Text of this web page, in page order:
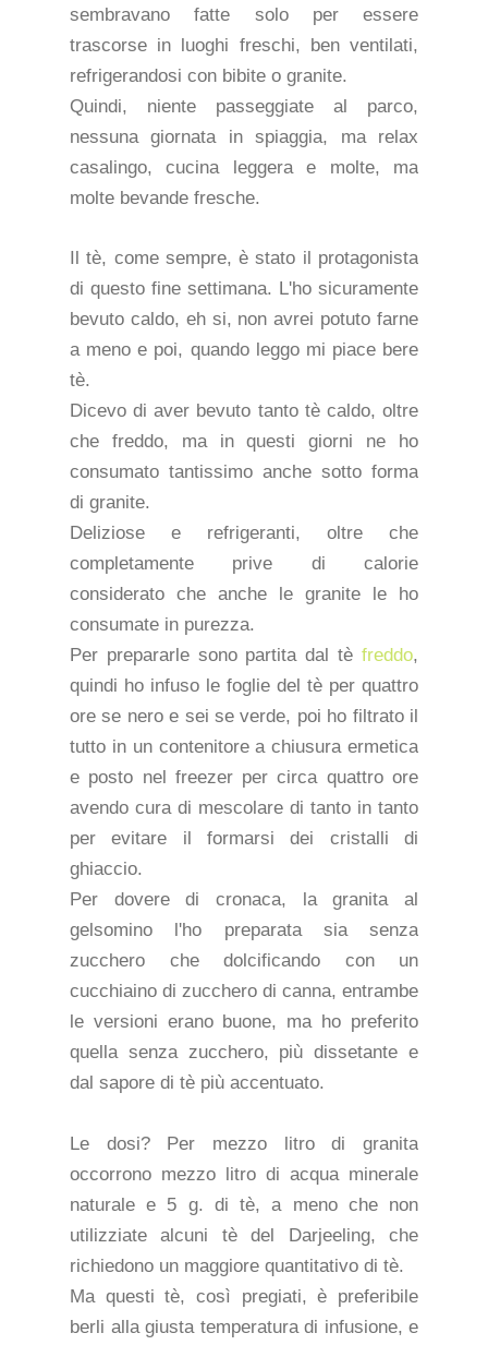
sembravano fatte solo per essere
trascorse in luoghi freschi, ben ventilati,
refrigerandosi con bibite o granite.
Quindi, niente passeggiate al parco,
nessuna giornata in spiaggia, ma relax
casalingo, cucina leggera e molte, ma
molte bevande fresche.
Il tè, come sempre, è stato il protagonista
di questo fine settimana. L'ho sicuramente
bevuto caldo, eh si, non avrei potuto farne
a meno e poi, quando leggo mi piace bere
tè.
Dicevo di aver bevuto tanto tè caldo, oltre
che freddo, ma in questi giorni ne ho
consumato tantissimo anche sotto forma
di granite.
Deliziose e refrigeranti, oltre che
completamente prive di calorie
considerato che anche le granite le ho
consumate in purezza.
Per prepararle sono partita dal tè freddo,
quindi ho infuso le foglie del tè per quattro
ore se nero e sei se verde, poi ho filtrato il
tutto in un contenitore a chiusura ermetica
e posto nel freezer per circa quattro ore
avendo cura di mescolare di tanto in tanto
per evitare il formarsi dei cristalli di
ghiaccio.
Per dovere di cronaca, la granita al
gelsomino l'ho preparata sia senza
zucchero che dolcificando con un
cucchiaino di zucchero di canna, entrambe
le versioni erano buone, ma ho preferito
quella senza zucchero, più dissetante e
dal sapore di tè più accentuato.
Le dosi? Per mezzo litro di granita
occorrono mezzo litro di acqua minerale
naturale e 5 g. di tè, a meno che non
utilizziate alcuni tè del Darjeeling, che
richiedono un maggiore quantitativo di tè.
Ma questi tè, così pregiati, è preferibile
berli alla giusta temperatura di infusione, e